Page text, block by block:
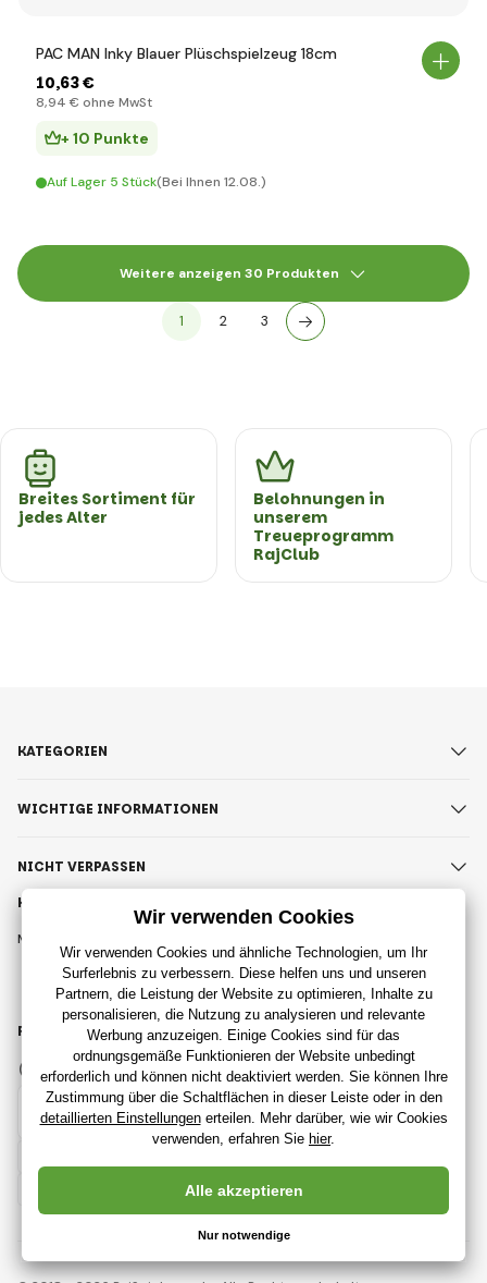
PAC MAN Inky Blauer Plüschspielzeug 18cm
10,63 €
8,94 € ohne MwSt
+ 10 Punkte
Auf Lager 5 Stück(Bei Ihnen 12.08.)
Weitere anzeigen 30 Produkten
1 2 3
Breites Sortiment für
jedes Alter
Belohnungen in
unserem
Treueprogramm
RajClub
KONTAKT
Montag - Freitag (9:00 - 17:00)
innerhalb von 8 Stunden
info@rajspielzeug.de
KATEGORIEN
WICHTIGE INFORMATIONEN
NICHT VERPASSEN
Deutsch
FOLGEN SIE UNS
Facebook Instagram